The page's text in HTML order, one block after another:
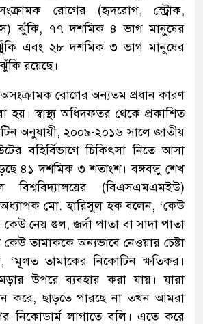
রোগের (হৃদরোগ, স্ট্রোক,
ঝুঁকি, ৭৭ দশমিক ৪ ভাগ মানুষের
এবং ২৮ দশমিক ৩ ভাগ মানুষের
রয়েছে।
রোগের অন্যতম প্রধান কারণ
হয়। স্বাস্থ্য অধিদফতর থেকে প্রকাশিত
অনুযায়ী, ২০০৯-২০১৬ সালে জাতীয়
বহির্বিভাগে চিকিৎসা নিতে আসা
৪১ দশমিক ৩ শতাংশ। বঙ্গবন্ধু শেখ
বিশ্ববিদ্যালয়ের (বিএসএমএমইউ)
মো. হারিসুল হক বলেন, ‘কেউ
কেউ নেয় গুল, জর্দা পাতা বা সাদা পাতা
তামাককে অন্যভাবে নেওয়ার চেষ্টা
‘মূলত তামাকের নিকোটিন ক্ষতিকর।
উপরে ব্যবহার করা যায়। যারা
করে, ছাড়তে পারছে না তখন আমরা
নিকোডার্ম লাগাতে বলি। এতে করে